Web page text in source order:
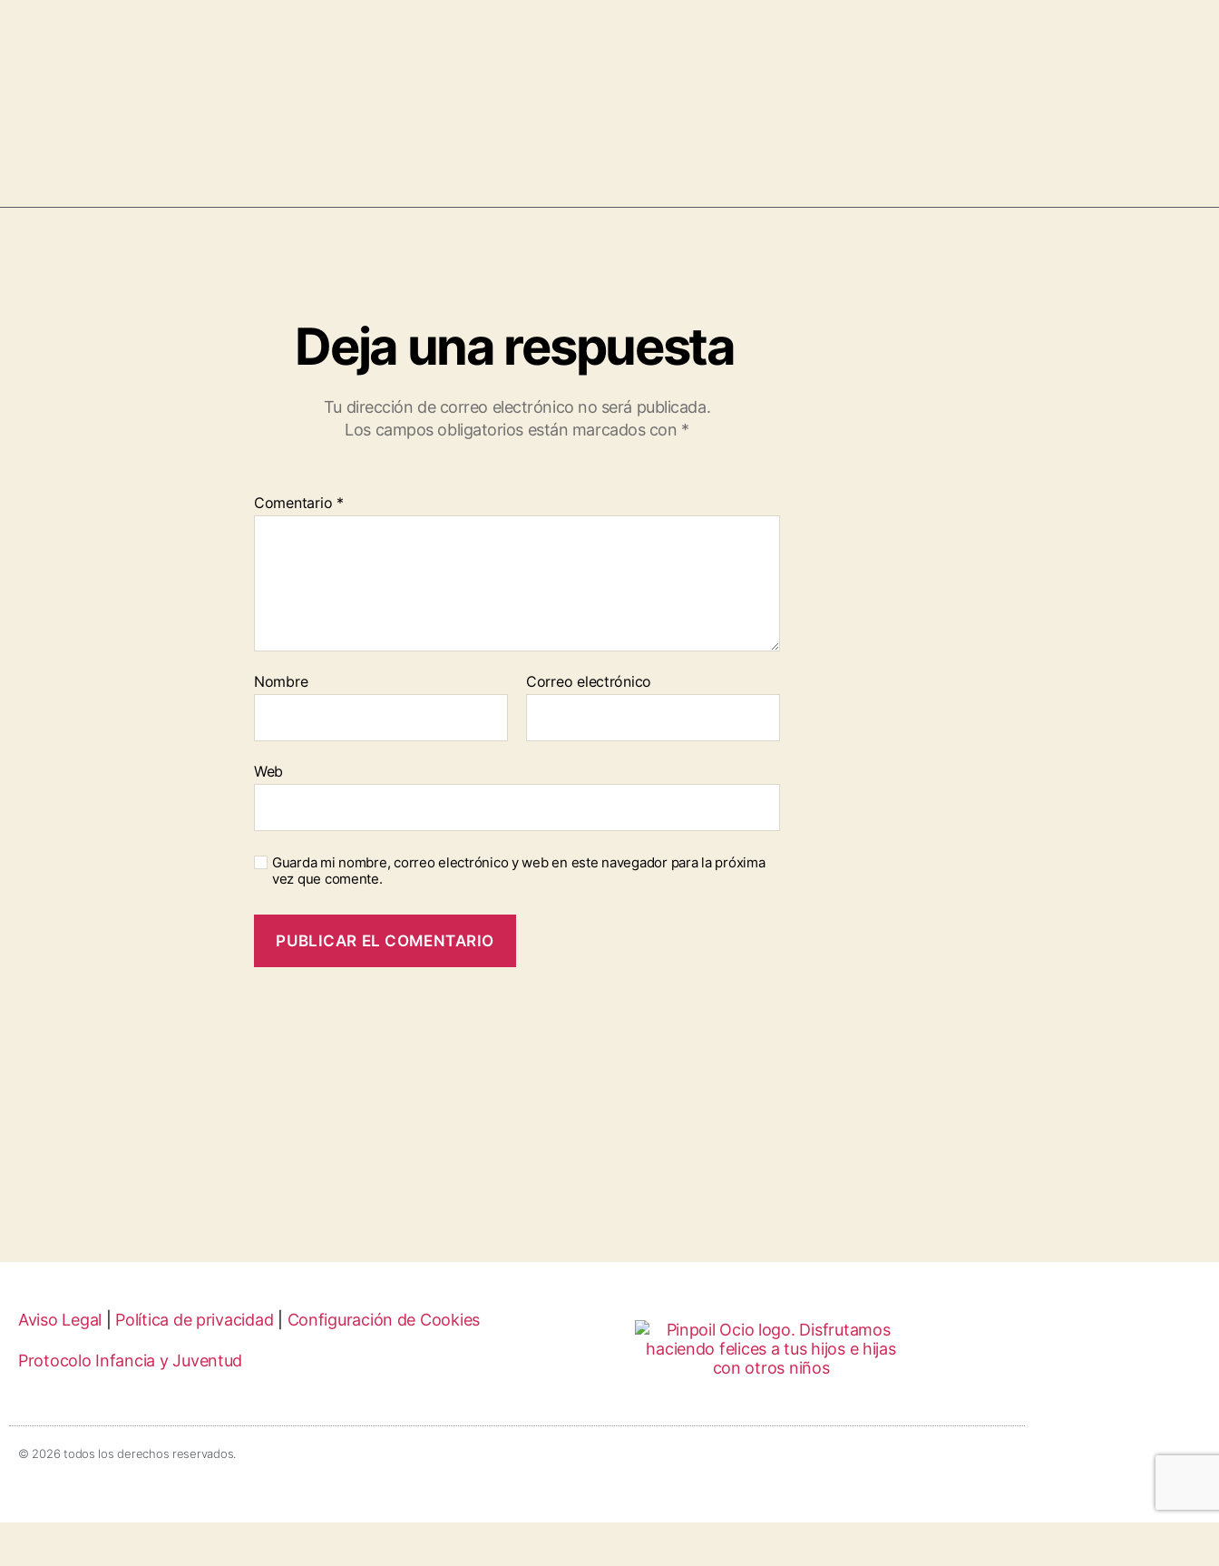
Deja una respuesta
Tu dirección de correo electrónico no será publicada.
Los campos obligatorios están marcados con *
Comentario *
Nombre Correo electrónico
Web
Guarda mi nombre, correo electrónico y web en este navegador para la próxima
vez que comente.
Aviso Legal Política de privacidad Configuración de Cookies
Protocolo Infancia y Juventud
© 2026 todos los derechos reservados.